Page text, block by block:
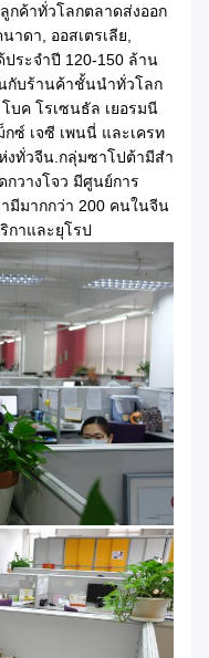
ค้าทั่วโลกตลาดส่งออก
าดา, ออสเตรเลีย,
ประจําปี 120-150 ล้าน
กับร้านค้าชั้นนําทั่วโลก
บค โรเซนธัล เยอรมนี
ซ์ เจซี เพนนี่ และเครท
งทั่วจีน.กลุ่มซาโปต้ามีสํา
วางโจว มีศูนย์การ
มีมากกว่า 200 คนในจีน
กาและยุโรป